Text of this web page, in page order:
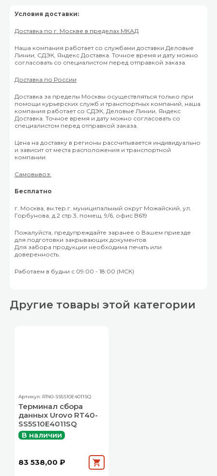
Условия доставки:
Доставка по г. Москве в пределах МКАД
Наша компания работает со службами доставки Деловые
Линии, СДЭК, Яндекс Доставка. Точное время и дату можно
согласовать со специалистом перед отправкой заказа.
Доставка по России
Доставка за пределы Москвы осуществляться только при
помощи курьерских служб и транспортных компаний, наша
компания работает со СДЭК, Деловые Линии, Яндекс
Доставка. Точное время и дату можно согласовать со
специалистом перед отправкой заказа.
Цена на доставку в регионы рассчитывается индивидуально
и зависит от места расположения и транспортной
компании.
Самовывоз:
Бесплатно
г. Москва, вн.тер.г. муниципальный округ Можайский, ул.
Горбунова, д.2 стр.3, помещ. 9/6, офис B619
Пожалуйста, предупреждайте заранее о Вашем приезде
для подготовки закрывающих документов.
Для забора продукции необходима печать или
доверенность.
Работаем в будни с 09:00 - 18:00 (МСК)
Другие товары этой категории
Артикул: RT40-SS5S10E4011SQ
Терминал сбора
данных Urovo RT40-
SS5S10E4011SQ
В наличии
83 538,00 ₽